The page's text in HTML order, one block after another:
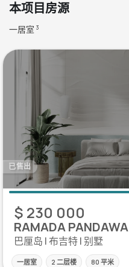
本项目房源
一居室 3
已售出
$ 230 000
RAMADA PANDAWA
巴厘岛 | 布吉特 | 别墅
一居室 2 二层楼 80 平米